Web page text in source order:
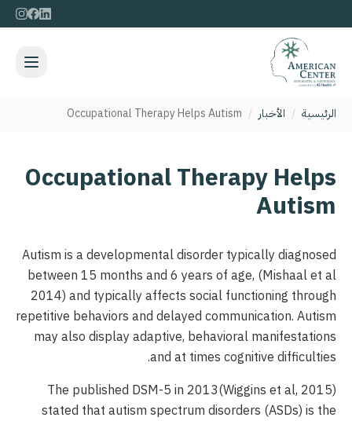
الرئيسية / الأخبار /
Occupational Therapy Helps Autism
Occupational Therapy Helps
Autism
Autism is a developmental disorder typically diagnosed
between 15 months and 6 years of age, (Mishaal et al
2014) and typically affects social functioning through
repetitive behaviors and delayed communication. Autism
may also display adaptive, behavioral manifestations
and at times cognitive difficulties.
(Wiggins et al, 2015)The published DSM-5 in 2013
stated that autism spectrum disorders (ASDs) is the